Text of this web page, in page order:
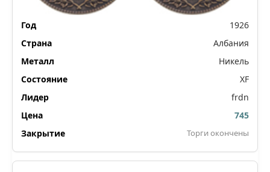
1926
Албания
Никель
XF
frdn
745
Торги окончены